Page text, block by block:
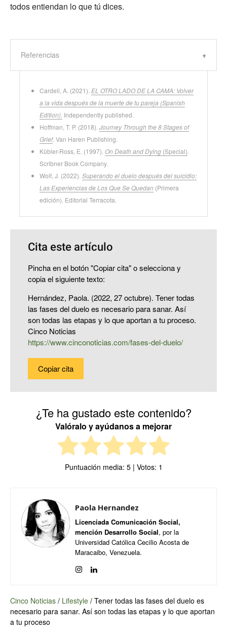
todos entiendan lo que tú dices.
Referencias
Cardell, A. (2021). EL OTRO LADO DE LA CAMA: Volver
a la vida después de la muerte de tu pareja (Spanish
Edition) Independently published.
Hoffman, T. P. (2018). Journey Through the 8 Stages of
Grief. Van Haren Publishing.
Kübler-Ross, E. (1997). On Death and Dying (Special)
Scribner Book Company.
Wolf, J. (2022). Superando el duelo después del suicidio:
Las Experiencias de Los Que Se Quedan (Primera
edición). Editorial Terracota.
Cita este artículo
Pincha en el botón "Copiar cita" o selecciona y
copia el siguiente texto:
Hernández, Paola. (2022, 27 octubre). Tener todas
las fases del duelo es necesario para sanar. Así
son todas las etapas y lo que aportan a tu proceso.
Cinco Noticias
https://www.cinconoticias.com/fases-del-duelo/
Copiar cita
¿Te ha gustado este contenido?
Valóralo y ayúdanos a mejorar
Puntuación media: 5| Votos: 1
Paola Hernandez
Licenciada Comunicación Social,
mención Desarrollo Social, por la
Universidad Católica Cecilio Acosta de
Maracaibo, Venezuela.
Cinco Noticias / Lifestyle / Tener todas las fases del duelo es
necesario para sanar. Así son todas las etapas y lo que aportan
a tu proceso